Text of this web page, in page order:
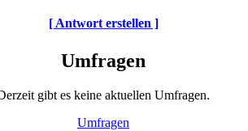
[ Antwort erstellen ]
Umfragen
gibt es keine aktuellen Umfragen.
Umfragen